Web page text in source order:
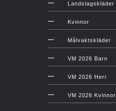
Landslagskläder
Kvinnor
Målvaktskläder
VM 2026 Barn
VM 2026 Herr
VM 2026 Kvinnor